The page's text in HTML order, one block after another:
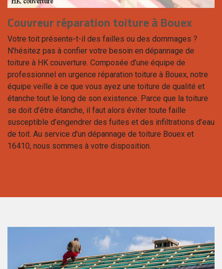
Couvreur réparation toiture à Bouex
Votre toit présente-t-il des failles ou des dommages ?
N’hésitez pas à confier votre besoin en dépannage de
toiture à HK couverture. Composée d’une équipe de
professionnel en urgence réparation toiture à Bouex, notre
équipe veille à ce que vous ayez une toiture de qualité et
étanche tout le long de son existence. Parce que la toiture
se doit d’être étanche, il faut alors éviter toute faille
susceptible d’engendrer des fuites et des infiltrations d’eau
de toit. Au service d’un dépannage de toiture Bouex et
16410, nous sommes à votre disposition.